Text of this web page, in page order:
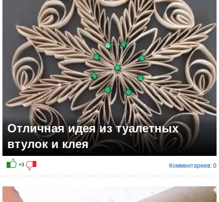
+1
Отличная идея из туалетных
втулок и клея
Комментариев: 0